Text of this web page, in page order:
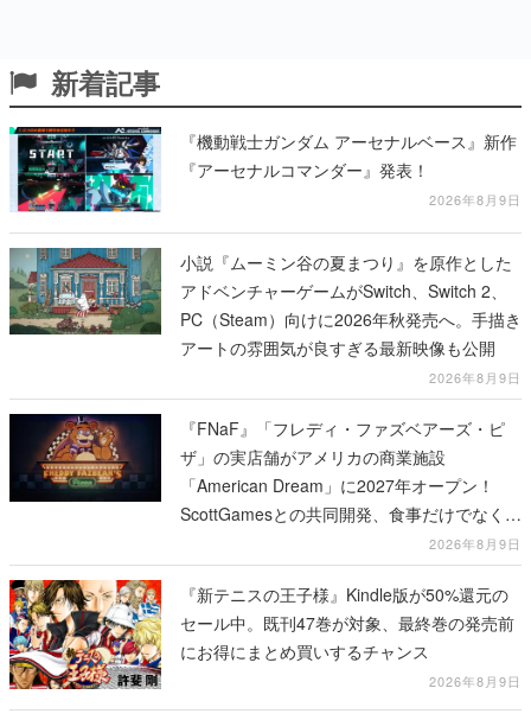
新着記事
『機動戦士ガンダム アーセナルベース』新作
『アーセナルコマンダー』発表！
2026年8月9日
小説『ムーミン谷の夏まつり』を原作とした
アドベンチャーゲームがSwitch、Switch 2、
PC（Steam）向けに2026年秋発売へ。手描き
アートの雰囲気が良すぎる最新映像も公開
2026年8月9日
『FNaF』「フレディ・ファズベアーズ・ピ
ザ」の実店舗がアメリカの商業施設
「American Dream」に2027年オープン！
ScottGamesとの共同開発、食事だけでなくス
テージショーや没入型のホラー体験も楽しめ
る
2026年8月9日
『新テニスの王子様』Kindle版が50%還元の
セール中。既刊47巻が対象、最終巻の発売前
にお得にまとめ買いするチャンス
2026年8月9日